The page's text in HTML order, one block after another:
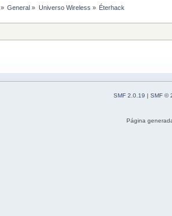
» General » Universo Wireless » Éterhack
SMF 2.0.19 | SMF ©
Página